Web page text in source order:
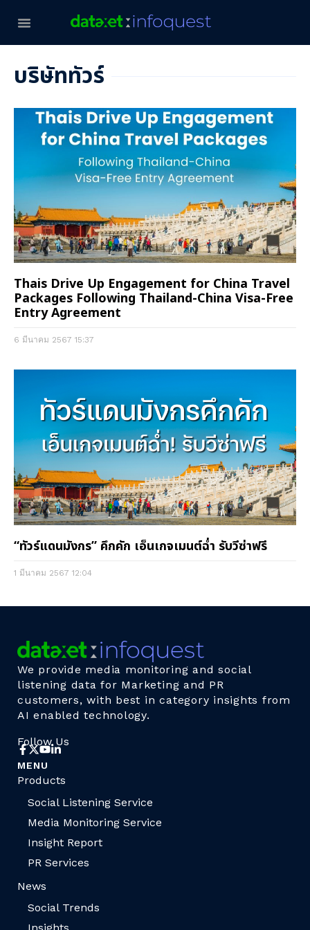
บริษัททัวร์
Thais Drive Up Engagement for China Travel
Packages Following Thailand-China Visa-Free
Entry Agreement
6 มีนาคม 2567 15:37
“ทัวร์แดนมังกร” คึกคัก เอ็นเกจเมนต์ฉ่ำ รับวีซ่าฟรี
1 มีนาคม 2567 12:04
We provide media monitoring and social
listening data for Marketing and PR
customers, with best in category insights from
AI enabled technology.
Follow Us
MENU
Products
Social Listening Service
Media Monitoring Service
Insight Report
PR Services
News
Social Trends